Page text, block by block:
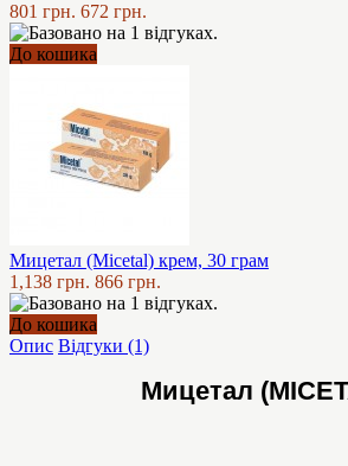
801 грн. 672 грн.
До кошика
Мицетал (Micetal) крем, 30 грам
1,138 грн. 866 грн.
До кошика
Опис Відгуки (1)
Мицетал